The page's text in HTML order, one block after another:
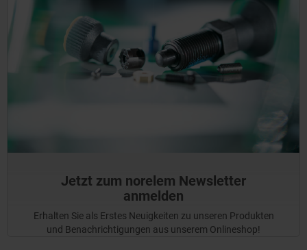
Jetzt zum norelem Newsletter
anmelden
Erhalten Sie als Erstes Neuigkeiten zu unseren Produkten
und Benachrichtigungen aus unserem Onlineshop!